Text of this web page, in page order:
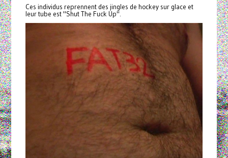
Ces individus reprennent des jingles de hockey sur glace et
leur tube est "Shut The Fuck Up".